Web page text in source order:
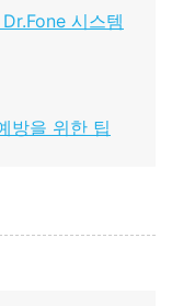
시스템
방을 위한 팁